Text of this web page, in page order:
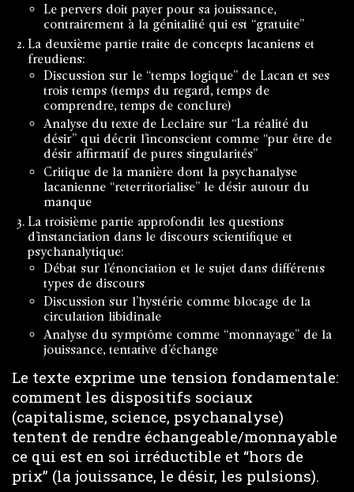
Le pervers doit payer pour sa jouissance,
contrairement à la génitalité qui est “gratuite”
La deuxième partie traite de concepts lacaniens et
freudiens:
Discussion sur le “temps logique” de Lacan et ses
trois temps (temps du regard, temps de
comprendre, temps de conclure)
Analyse du texte de Leclaire sur “La réalité du
désir” qui décrit l’inconscient comme “pur être de
désir affirmatif de pures singularités”
Critique de la manière dont la psychanalyse
lacanienne “reterritorialise” le désir autour du
manque
La troisième partie approfondit les questions
d’instanciation dans le discours scientifique et
psychanalytique:
Débat sur l’énonciation et le sujet dans différents
types de discours
Discussion sur l’hystérie comme blocage de la
circulation libidinale
Analyse du symptôme comme “monnayage” de la
jouissance, tentative d’échange
Le texte exprime une tension fondamentale:
comment les dispositifs sociaux
(capitalisme, science, psychanalyse)
tentent de rendre échangeable/monnayable
ce qui est en soi irréductible et “hors de
prix” (la jouissance, le désir, les pulsions).